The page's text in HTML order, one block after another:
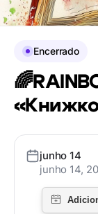
Encerrado
junho 14
junho 14,